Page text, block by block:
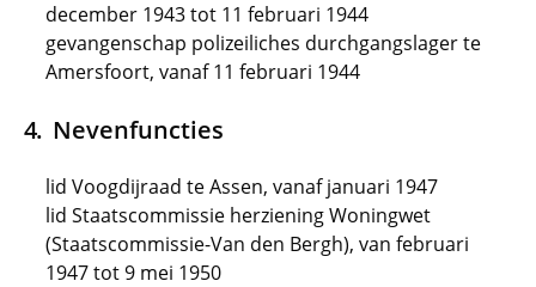
december 1943 tot 11 februari 1944
gevangenschap polizeiliches durchgangslager te
Amersfoort, vanaf 11 februari 1944
Nevenfuncties
lid Voogdijraad te Assen, vanaf januari 1947
lid Staatscommissie herziening Woningwet
(Staatscommissie-Van den Bergh), van februari
1947 tot 9 mei 1950